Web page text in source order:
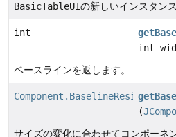
BasicTableUIの新しいインスタン
int
int
ベースラインを返します。
(
サイズの変化に合わせてコンポーネ